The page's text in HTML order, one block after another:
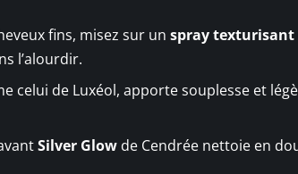
fins, misez sur un spray texturisant
l’alourdir.
celui de Luxéol, apporte souplesse et
Silver Glow de Cendrée nettoie en